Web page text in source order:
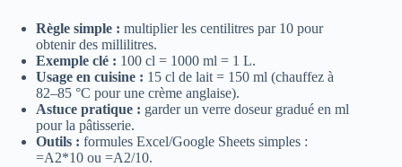
Règle simple : multiplier les centilitres par 10 pour
obtenir des millilitres.
Exemple clé : 100 cl = 1000 ml = 1 L.
Usage en cuisine : 15 cl de lait = 150 ml (chauffez à
82–85 °C pour une crème anglaise).
Astuce pratique : garder un verre doseur gradué en ml
pour la pâtisserie.
Outils : formules Excel/Google Sheets simples :
=A2*10 ou =A2/10.